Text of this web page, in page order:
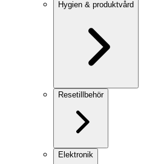
Hygien & produktvård
Resetillbehör
Elektronik